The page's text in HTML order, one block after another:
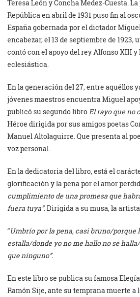
Teresa León y Concha Medez-Cuesta.
República en abril de 1931 puso fin al
España gobernada por el dictador
encabezar, el 13 de septiembre de 1923,
contó con el apoyo del rey Alfonso XIII
eclesiástica.
En la generación del 27, entre aquéllos
jóvenes maestros encuentra Miguel
publicó su segundo libroEl rayo que no
Héroe dirigida por sus amigos poetas
Manuel Altolaguirre. Que presenta al
voz personal.
En la dedicatoria del libro, está el
glorificación y la pena por el amor
cumplimiento de una promesa que
fuera tuya”.Dirigida a su musa, la
“Umbrío por la pena, casi bruno/porque
estalla/donde yo no me hallo no se
que ninguno”.
En este libro se publica su famosa
Ramón Sije, ante su temprana muerte a